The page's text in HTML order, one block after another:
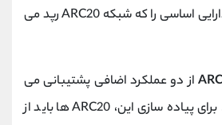
20 اضافه می کنیم تا دارایی اساسی را که شبکه ARC20 رپد می
از دو عملکرد اضافی پشتیبانی می
کند: برداشت و سپرده. برای پیاده سازی این، ARC20 ها باید از